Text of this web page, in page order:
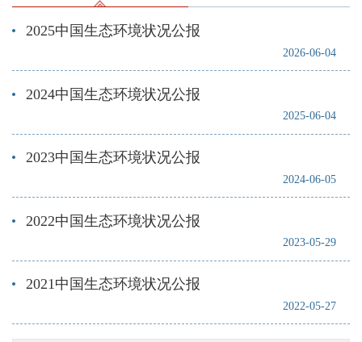
2025中国生态环境状况公报
2026-06-04
2024中国生态环境状况公报
2025-06-04
2023中国生态环境状况公报
2024-06-05
2022中国生态环境状况公报
2023-05-29
2021中国生态环境状况公报
2022-05-27